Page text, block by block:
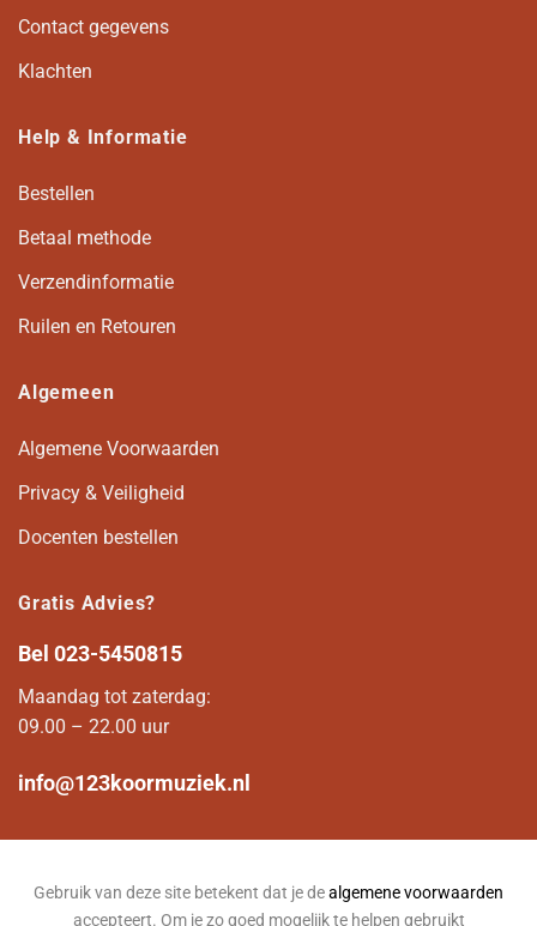
Contact gegevens
Klachten
Help & Informatie
Bestellen
Betaal methode
Verzendinformatie
Ruilen en Retouren
Algemeen
Algemene Voorwaarden
Privacy & Veiligheid
Docenten bestellen
Gratis Advies?
Bel 023-5450815
Maandag tot zaterdag:
09.00 – 22.00 uur
info@123koormuziek.nl
Gebruik van deze site betekent dat je dealgemene voorwaarden
accepteert. Om je zo goed mogelijk te helpen gebruikt